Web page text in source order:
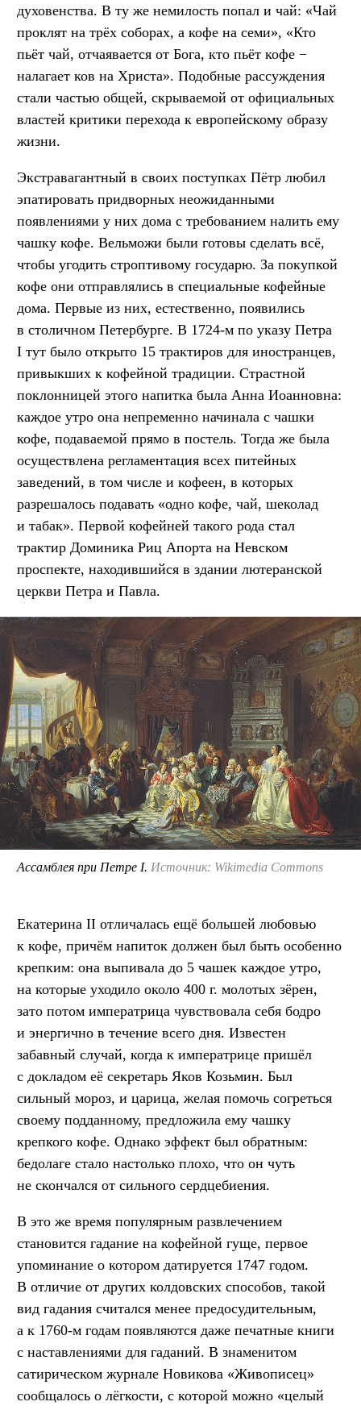
духовенства. В ту же немилость попал и чай: «Чай
проклят на трёх соборах, а кофе на семи», «Кто
пьёт чай, отчаявается от Бога, кто пьёт кофе −
налагает ков на Христа». Подобные рассуждения
стали частью общей, скрываемой от официальных
властей критики перехода к европейскому образу
жизни.
Экстравагантный в своих поступках Пётр любил
эпатировать придворных неожиданными
появлениями у них дома с требованием налить ему
чашку кофе. Вельможи были готовы сделать всё,
чтобы угодить строптивому государю. За покупкой
кофе они отправлялись в специальные кофейные
дома. Первые из них, естественно, появились
в столичном Петербурге. В 1724-м по указу Петра
I тут было открыто 15 трактиров для иностранцев,
привыкших к кофейной традиции. Страстной
поклонницей этого напитка была Анна Иоанновна:
каждое утро она непременно начинала с чашки
кофе, подаваемой прямо в постель. Тогда же была
осуществлена регламентация всех питейных
заведений, в том числе и кофеен, в которых
разрешалось подавать «одно кофе, чай, шеколад
и табак». Первой кофейней такого рода стал
трактир Доминика Риц Апорта на Невском
проспекте, находившийся в здании лютеранской
церкви Петра и Павла.
Ассамблея при Петре I. Источник: Wikimedia Commons
Екатерина II отличалась ещё большей любовью
к кофе, причём напиток должен был быть особенно
крепким: она выпивала до 5 чашек каждое утро,
на которые уходило около 400 г. молотых зёрен,
зато потом императрица чувствовала себя бодро
и энергично в течение всего дня. Известен
забавный случай, когда к императрице пришёл
с докладом её секретарь Яков Козьмин. Был
сильный мороз, и царица, желая помочь согреться
своему подданному, предложила ему чашку
крепкого кофе. Однако эффект был обратным:
бедолаге стало настолько плохо, что он чуть
не скончался от сильного сердцебиения.
В это же время популярным развлечением
становится гадание на кофейной гуще, первое
упоминание о котором датируется 1747 годом.
В отличие от других колдовских способов, такой
вид гадания считался менее предосудительным,
а к 1760-м годам появляются даже печатные книги
с наставлениями для гаданий. В знаменитом
сатирическом журнале Новикова «Живописец»
сообщалось о лёгкости, с которой можно «целый